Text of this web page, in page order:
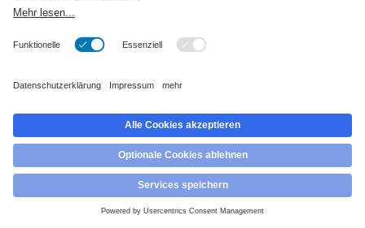
Lennart Hahn
App-Entwicklung. Ich berate Sie gerne kostenfrei
Kontakt aufnehmen
+49 30 308 09245
l.hahn@itportal24.de